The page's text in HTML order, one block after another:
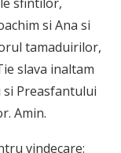
si Ana si
tamaduirilor,
slava inaltam
Preasfantului
Amin.
vindecare: